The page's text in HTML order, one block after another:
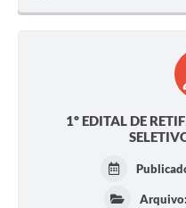
1º EDITAL DE
Arquivo: